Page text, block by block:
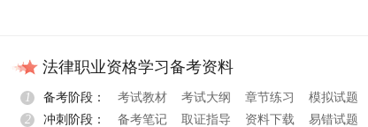
法律职业资格学习备考资料
1 备考阶段： 考试教材 考试大纲 章节练习 模拟试题
2
冲刺阶段： 备考笔记 取证指导 资料下载 易错试题